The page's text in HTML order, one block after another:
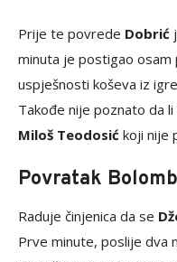
Prije te povrede Dobrić
minuta je postigao
uspješnosti koševa iz
Takođe nije poznato da
Miloš Teodosić koji nije
Povratak
Raduje činjenica da se
Prve minute, poslije dva